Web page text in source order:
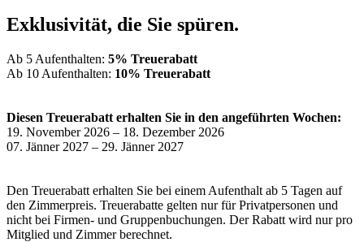
Exklusivität, die Sie spüren.
Ab 5 Aufenthalten: 5% Treuerabatt
Ab 10 Aufenthalten: 10% Treuerabatt
Diesen Treuerabatt erhalten Sie in den angeführten Wochen:
19. November 2026 – 18. Dezember 2026
07. Jänner 2027 – 29. Jänner 2027
Den Treuerabatt erhalten Sie bei einem Aufenthalt ab 5 Tagen auf
den Zimmerpreis. Treuerabatte gelten nur für Privatpersonen und
nicht bei Firmen- und Gruppenbuchungen. Der Rabatt wird nur pro
Mitglied und Zimmer berechnet.